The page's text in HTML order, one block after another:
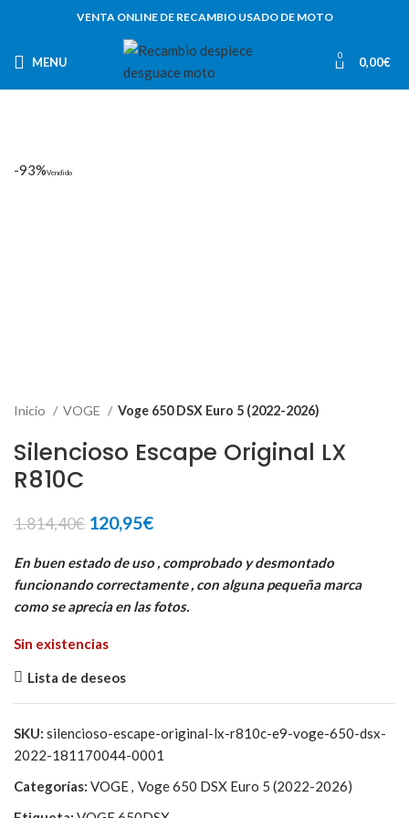
VENTA ONLINE DE RECAMBIO USADO DE MOTO
MENU 0 0,00€
-93%Vendido
Inicio VOGE Voge 650 DSX Euro 5 (2022-2026)
Silencioso Escape Original LX
R810C
1.814,40€ El
original
era:
1.814,40€.
120,95€El
actual
es:
120,95€.
En buen estado de uso , comprobado y desmontado
funcionando correctamente , con alguna pequeña marca
como se aprecia en las fotos.
Sin existencias
Lista de deseos
SKU: silencioso-escape-original-lx-r810c-e9-voge-650-dsx-
2022-181170044-0001
Categorías: VOGE, Voge 650 DSX Euro 5 (2022-2026)